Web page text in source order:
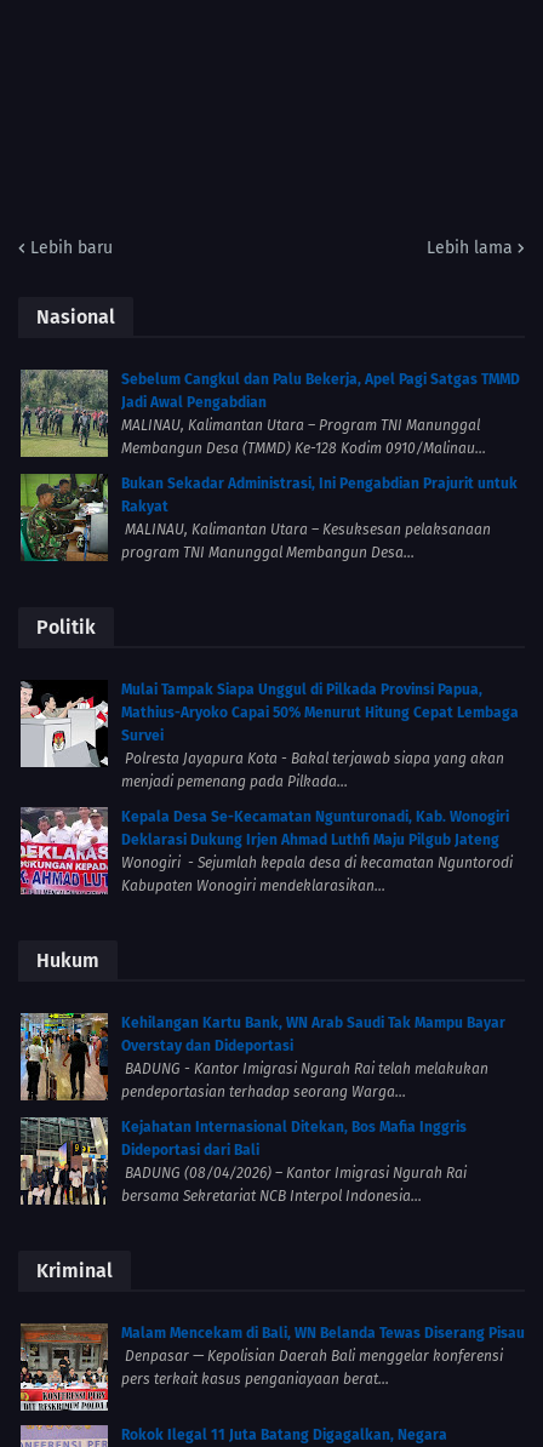
Lebih baru Lebih lama
Nasional
Sebelum Cangkul dan Palu Bekerja, Apel Pagi Satgas TMMD
Jadi Awal Pengabdian
MALINAU, Kalimantan Utara – Program TNI Manunggal
Membangun Desa (TMMD) Ke-128 Kodim 0910/Malinau...
Bukan Sekadar Administrasi, Ini Pengabdian Prajurit untuk
Rakyat
MALINAU, Kalimantan Utara – Kesuksesan pelaksanaan
program TNI Manunggal Membangun Desa...
Politik
Mulai Tampak Siapa Unggul di Pilkada Provinsi Papua,
Mathius-Aryoko Capai 50% Menurut Hitung Cepat Lembaga
Survei
Polresta Jayapura Kota - Bakal terjawab siapa yang akan
menjadi pemenang pada Pilkada...
Kepala Desa Se-Kecamatan Ngunturonadi, Kab. Wonogiri
Deklarasi Dukung Irjen Ahmad Luthfi Maju Pilgub Jateng
Wonogiri - Sejumlah kepala desa di kecamatan Nguntorodi
Kabupaten Wonogiri mendeklarasikan...
Hukum
Kehilangan Kartu Bank, WN Arab Saudi Tak Mampu Bayar
Overstay dan Dideportasi
BADUNG - Kantor Imigrasi Ngurah Rai telah melakukan
pendeportasian terhadap seorang Warga...
Kejahatan Internasional Ditekan, Bos Mafia Inggris
Dideportasi dari Bali
BADUNG (08/04/2026) – Kantor Imigrasi Ngurah Rai
bersama Sekretariat NCB Interpol Indonesia...
Kriminal
Malam Mencekam di Bali, WN Belanda Tewas Diserang Pisau
Denpasar — Kepolisian Daerah Bali menggelar konferensi
pers terkait kasus penganiayaan berat...
Rokok Ilegal 11 Juta Batang Digagalkan, Negara